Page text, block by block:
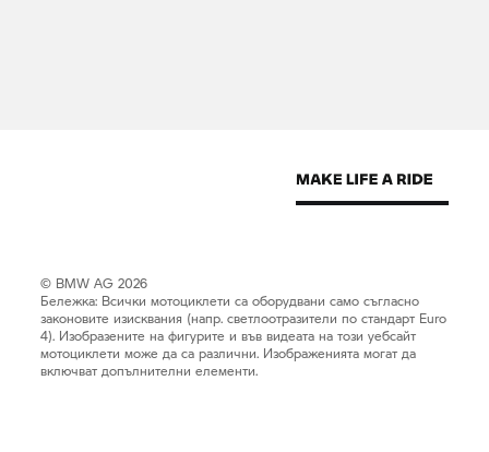
© BMW AG 2026
Бележка: Всички мотоциклети са оборудвани само съгласно
законовите изисквания (напр. светлоотразители по стандарт Euro
4). Изобразените на фигурите и във видеата на този уебсайт
мотоциклети може да са различни. Изображенията могат да
включват допълнителни елементи.